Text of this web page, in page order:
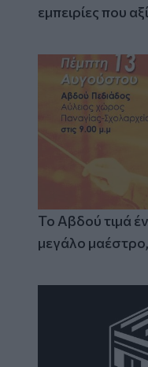
εμπειρίες που
Το Αβδού τιμά
μεγάλο